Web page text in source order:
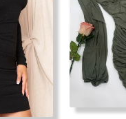
Oliva
(Tallas
S-
3XL)